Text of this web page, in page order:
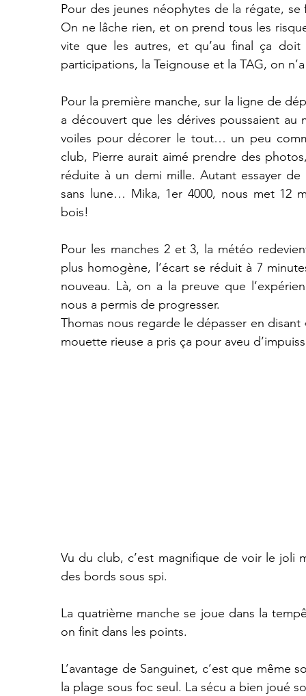
Pour des jeunes néophytes de la régate,
On ne lâche rien, et on prend tous les
vite que les autres, et qu’au final ça
participations, la Teignouse et la TAG, on
Pour la première manche, sur la ligne de
a découvert que les dérives poussaient
voiles pour décorer le tout… un peu
club, Pierre aurait aimé prendre des
réduite à un demi mille. Autant essayer
sans lune… Mika, 1er 4000, nous met 12
bois!
Pour les manches 2 et 3, la météo
plus homogène, l’écart se réduit à 7
nouveau. Là, on a la preuve que
nous a permis de progresser.
Thomas nous regarde le dépasser en disant
mouette rieuse a pris ça pour aveu
Vu du club, c’est magnifique de voir le joli
des bords sous spi.
La quatrième manche se joue dans la
on finit dans les points.
L’avantage de Sanguinet, c’est que même
la plage sous foc seul. La sécu a bien joué